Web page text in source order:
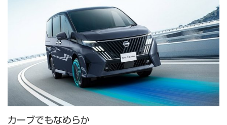
カーブでもなめらか